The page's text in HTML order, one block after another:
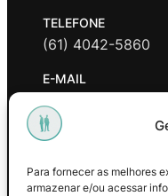
Para fornecer as melhores
armazenar e/ou acessar
TELEFONE
(61) 4042-5860
E-MAIL
HORÁRIO DE